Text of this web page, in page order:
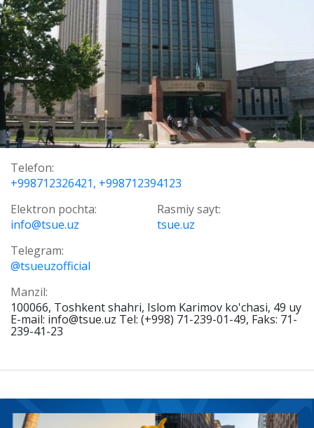
Telefon:
+998712326421, +998712394123
Elektron pochta:
info@tsue.uz
Rasmiy sayt:
tsue.uz
Telegram:
@tsueuzofficial
Manzil:
100066, Toshkent shahri, Islom Karimov ko'chasi, 49 uy
E-mail: info@tsue.uz Tel: (+998) 71-239-01-49, Faks: 71-
239-41-23